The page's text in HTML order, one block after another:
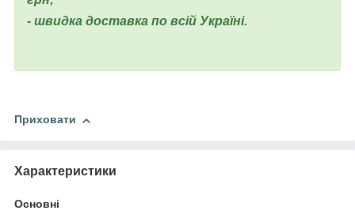
- швидка доставка по всій Україні.
Приховати
Характеристики
Основні